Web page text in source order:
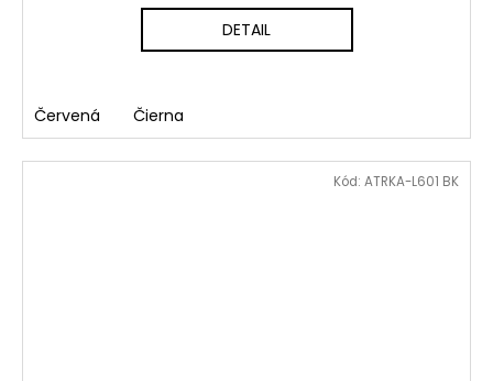
DETAIL
Červená Čierna
Kód: ATRKA-L601 BK